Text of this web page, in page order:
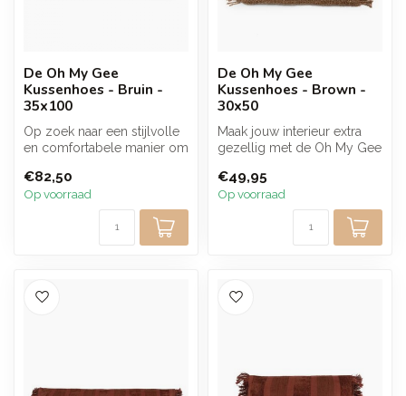
De Oh My Gee
Kussenhoes - Bruin -
35x100
Op zoek naar een stijlvolle
en comfortabele manier om
slaapkamer...
€82,50
Op voorraad
De Oh My Gee
Kussenhoes - Brown -
30x50
Maak jouw interieur extra
gezellig met de Oh My Gee
st...
€49,95
Op voorraad